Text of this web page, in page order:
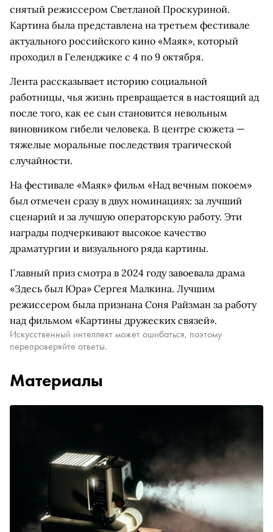
снятый режиссером Светланой Проскуриной.
Картина была представлена на третьем фестивале
актуального российского кино «Маяк», который
проходил в Геленджике с 4 по 9 октября.
Лента рассказывает историю социальной
работницы, чья жизнь превращается в настоящий ад
после того, как ее сын становится невольным
виновником гибели человека. В центре сюжета —
тяжелые моральные последствия трагической
случайности.
На фестивале «Маяк» фильм «Над вечным покоем»
был отмечен сразу в двух номинациях: за лучший
сценарий и за лучшую операторскую работу. Эти
награды подчеркивают высокое качество
драматургии и визуального ряда картины.
Главный приз смотра в 2024 году завоевала драма
«Здесь был Юра» Сергея Малкина. Лучшим
режиссером была признана Соня Райзман за работу
над фильмом «Картины дружеских связей».
Искусственный интеллект может ошибаться, поэтому
перепроверяйте ответы.
Материалы